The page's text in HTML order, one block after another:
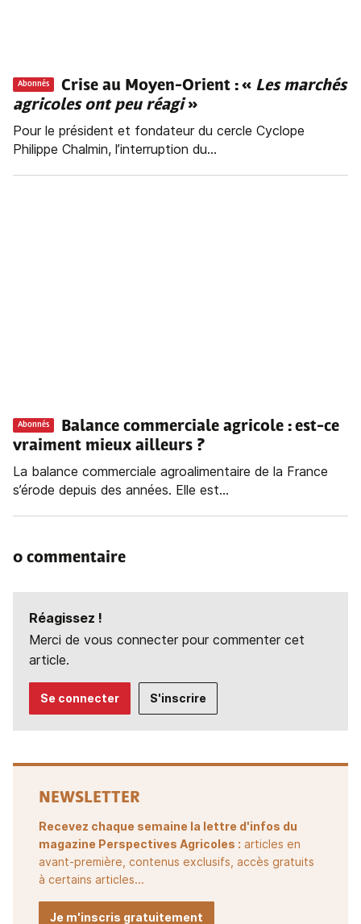
Abonnés Crise au Moyen-Orient : « Les marchés
agricoles ont peu réagi»
Pour le président et fondateur du cercle Cyclope
Philippe Chalmin, l’interruption du...
Abonnés
Balance commerciale agricole : est-ce
vraiment mieux ailleurs ?
La balance commerciale agroalimentaire de la France
s’érode depuis des années. Elle est...
0 commentaire
Réagissez !
Merci de vous connecter pour commenter cet
article.
Se connecter S'inscrire
NEWSLETTER
Recevez chaque semaine la lettre d'infos du
magazine Perspectives Agricoles : articles en
avant-première, contenus exclusifs, accès gratuits
à certains articles...
Je m'inscris gratuitement